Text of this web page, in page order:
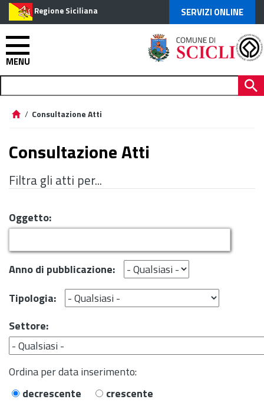
Regione Siciliana SERVIZI ONLINE
MENU
/ Consultazione Atti
Consultazione Atti
Filtra gli atti per...
Oggetto:
Anno di pubblicazione:
Tipologia:
Settore:
Ordina per data inserimento:
decrescente
crescente